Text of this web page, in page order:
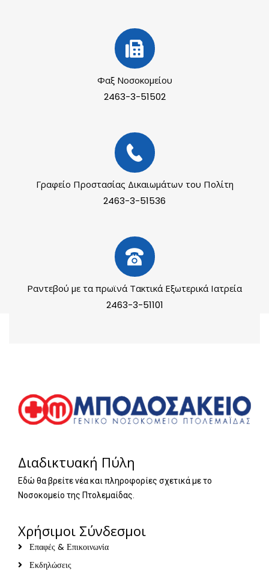
Φαξ Νοσοκομείου
2463-3-51502
Γραφείο Προστασίας Δικαιωμάτων του Πολίτη
2463-3-51536
Ραντεβού με τα πρωϊνά Τακτικά Εξωτερικά Ιατρεία
2463-3-51101
Διαδικτυακή Πύλη
Εδώ θα βρείτε νέα και πληροφορίες σχετικά με το
Νοσοκομείο της Πτολεμαίδας.
Χρήσιμοι Σύνδεσμοι
Επαφές & Επικοινωνία
Εκδηλώσεις